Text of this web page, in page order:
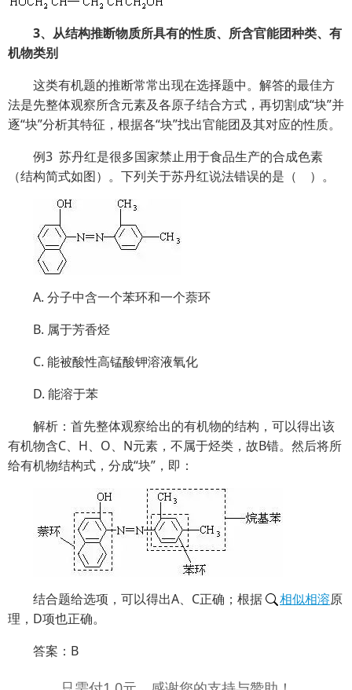
3、从结构推断物质所具有的性质、所含官能团种类、有
机物类别
这类有机题的推断常常出现在选择题中。解答的最佳方
法是先整体观察所含元素及各原子结合方式，再切割成“块”并
逐“块”分析其特征，根据各“块”找出官能团及其对应的性质。
例3 苏丹红是很多国家禁止用于食品生产的合成色素
（结构简式如图）。下列关于苏丹红说法错误的是（ ）。
A. 分子中含一个苯环和一个萘环
B. 属于芳香烃
C. 能被酸性高锰酸钾溶液氧化
D. 能溶于苯
解析：首先整体观察给出的有机物的结构，可以得出该
有机物含C、H、O、N元素，不属于烃类，故B错。然后将所
给有机物结构式，分成“块”，即：
结合题给选项，可以得出A、C正确；根据 相似相溶原
理，D项也正确。
答案：B